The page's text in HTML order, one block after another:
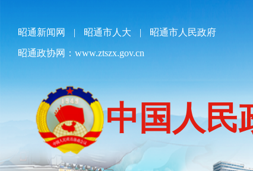
用
昭通新闻网 | 昭通市人大 | 昭通市人民政府
昭通政协网：www.ztszx.gov.cn
中国人民